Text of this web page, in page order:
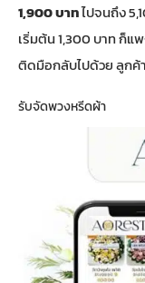
1,900 บาทไปจนถึง
เริ่มต้น 1,300 บาท ก็แ
ติดมือกลับไปด้วย ลูกค้
รับจัดพวงหรีดผ้า